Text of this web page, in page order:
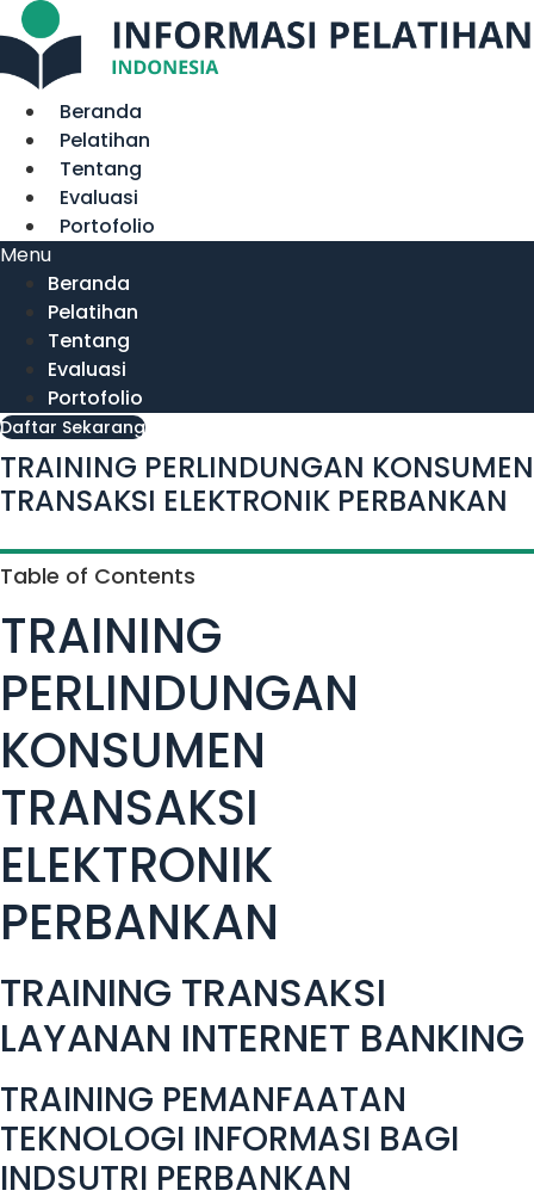
Lewati
ke
konten
Beranda
Pelatihan
Tentang
Evaluasi
Portofolio
Menu
Beranda
Pelatihan
Tentang
Evaluasi
Portofolio
Daftar Sekarang
TRAINING PERLINDUNGAN KONSUMEN
TRANSAKSI ELEKTRONIK PERBANKAN
Table of Contents
TRAINING
PERLINDUNGAN
KONSUMEN
TRANSAKSI
ELEKTRONIK
PERBANKAN
TRAINING TRANSAKSI
LAYANAN INTERNET BANKING
TRAINING PEMANFAATAN
TEKNOLOGI INFORMASI BAGI
INDSUTRI PERBANKAN